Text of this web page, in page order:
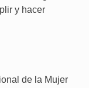
y hacer
de la Mujer